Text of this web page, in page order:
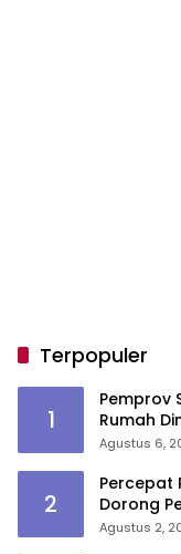
Terpopuler
1
Pemprov
Rumah
Agustus 6,
2
Percepat
Dorong
Medan
Agustus 2,